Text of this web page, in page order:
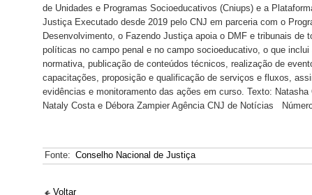
de Unidades e Programas Socioeducativos (Cniups) e a
Justiça Executado desde 2019 pelo CNJ em parceria com o
Desenvolvimento, o Fazendo Justiça apoia o DMF e tribunais de
políticas no campo penal e no campo socioeducativo, o que inclui
normativa, publicação de conteúdos técnicos, realização de
capacitações, proposição e qualificação de serviços e fluxos,
evidências e monitoramento das ações em curso. Texto:
Nataly Costa e Débora Zampier Agência CNJ de Notícias
Fonte: Conselho Nacional de Justiça
Voltar